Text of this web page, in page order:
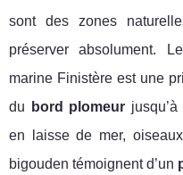
sont des zones
préserver absolument.
marine Finistère est une
du
bord plomeur
en laisse de mer,
bigouden témoignent d’un